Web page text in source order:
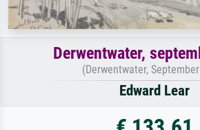
Derwentwater,
(Derwentwater,
Edward Lear